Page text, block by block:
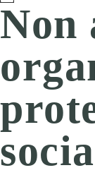
Non